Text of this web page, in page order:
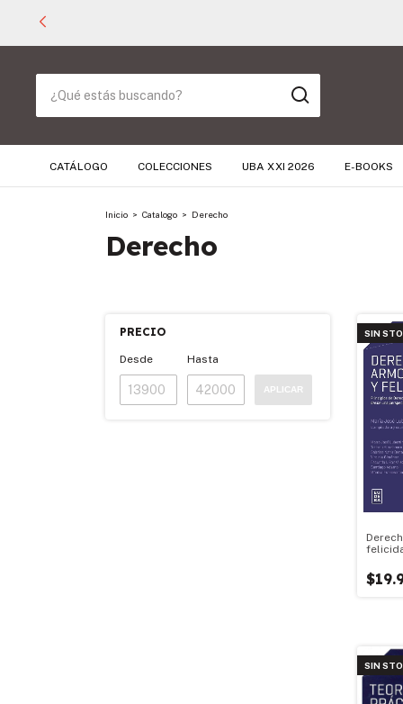
CATÁLOGO COLECCIONES UBA XXI 2026 E-BOOKS
Inicio > Catalogo > Derecho
Derecho
PRECIO
Desde Hasta
APLICAR
SIN
SIN